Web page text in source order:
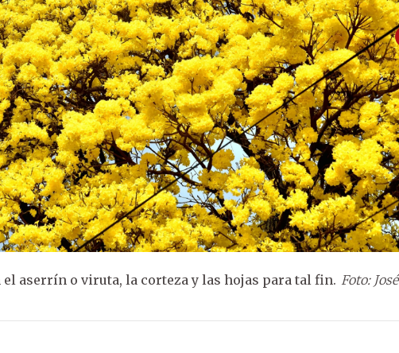
aserrín o viruta, la corteza y las hojas para tal fin. Foto: José